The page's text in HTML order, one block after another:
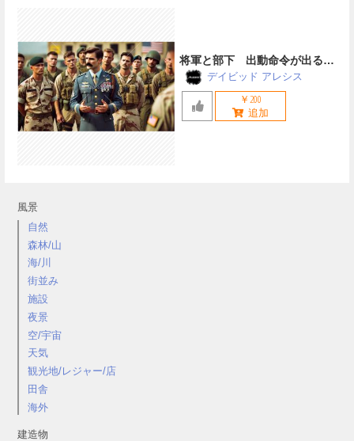
風景
自然
森林/山
海/川
街並み
施設
夜景
空/宇宙
天気
観光地/レジャー/店
田舎
海外
建造物
将軍と部下 出動命令が出る前
のミーティング
デイビッド アレシス
￥200